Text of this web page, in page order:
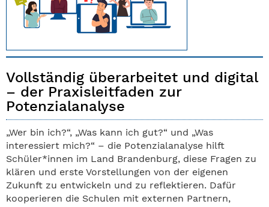
Vollständig überarbeitet und digital
– der Praxisleitfaden zur
Potenzialanalyse
„Wer bin ich?“, „Was kann ich gut?“ und „Was
interessiert mich?“ – die Potenzialanalyse hilft
Schüler*innen im Land Brandenburg, diese Fragen zu
klären und erste Vorstellungen von der eigenen
Zukunft zu entwickeln und zu reflektieren. Dafür
kooperieren die Schulen mit externen Partnern,